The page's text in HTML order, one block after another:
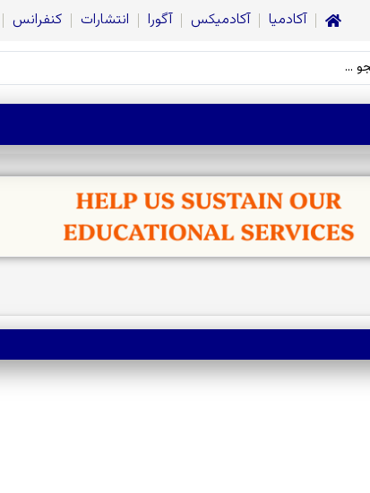
آکادمیا آکادمیکس آگورا انتشارات کنفرانس